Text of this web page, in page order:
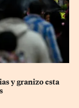
y granizo esta